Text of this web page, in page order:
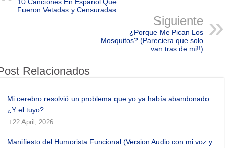
Fueron Vetadas y Censuradas
Siguiente
¿Porque Me Pican Los
Mosquitos? (Pareciera que solo
van tras de mi!!)
Relacionados
Mi cerebro resolvió un problema que yo ya había abandonado.
¿Y el tuyo?
22 April, 2026
Manifiesto del Humorista Funcional (Version Audio con mi voz y